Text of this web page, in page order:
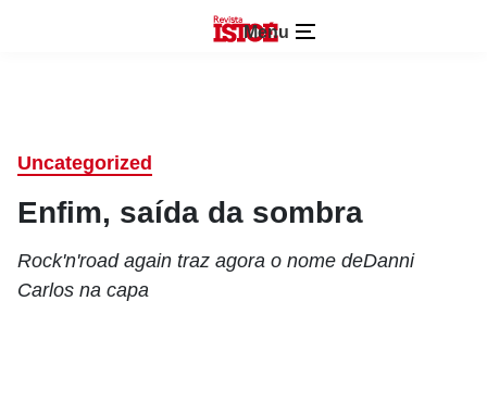
Menu
Uncategorized
Enfim, saída da sombra
Rock'n'road again traz agora o nome deDanni
Carlos na capa